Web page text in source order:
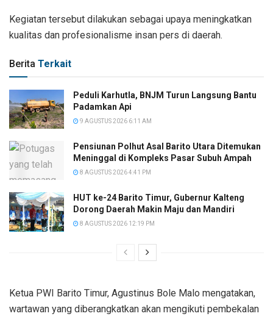
Kegiatan tersebut dilakukan sebagai upaya meningkatkan
kualitas dan profesionalisme insan pers di daerah.
Berita Terkait
Peduli Karhutla, BNJM Turun Langsung Bantu
Padamkan Api
9 AGUSTUS 2026 6:11 AM
Pensiunan Polhut Asal Barito Utara Ditemukan
Meninggal di Kompleks Pasar Subuh Ampah
8 AGUSTUS 2026 4:41 PM
HUT ke-24 Barito Timur, Gubernur Kalteng
Dorong Daerah Makin Maju dan Mandiri
8 AGUSTUS 2026 12:19 PM
Ketua PWI Barito Timur, Agustinus Bole Malo mengatakan,
wartawan yang diberangkatkan akan mengikuti pembekalan